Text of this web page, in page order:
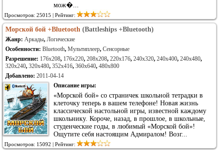
мож�...
Просмотров: 25015 | Рейтинг:
Морской бой +Bluetooth (Battleships +Bluetooth)
Жанр: Аркады, Логические
Особенности: Bluetooth, Мультиплеер, Сенсорные
Разрешение: 176x208, 176x220, 208x208, 220x176, 240x320, 240x400, 240x480,
320x240, 320x480, 352x416, 360x640, 480x800
Добавлено: 2011-04-14
Описание игры:
«Морской бой» со страничек школьной тетрадки в
клеточку теперь в вашем телефоне! Новая жизнь
классической настольной игры, известной каждому
школьнику. Короче, назад, в прошлое, в школьные,
студенческие годы, в любимый «Морской бой»!
Ощутите себя настоящим Адмиралом! Возг...
Просмотров: 15092 | Рейтинг: